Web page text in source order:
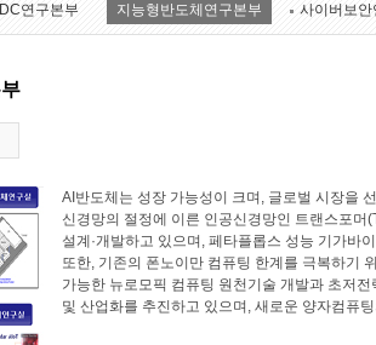
연구본부 지능형반도체연구본부 사이버보안
AI반도체는 성장 가능성이 크며, 글로벌 시장을
신경망의 절정에 이른 인공신경망인 트랜스포
설계·개발하고 있으며, 페타플롭스 성능 기가바
또한, 기존의 폰노이만 컴퓨팅 한계를 극복하기
가능한 뉴로모픽 컴퓨팅 원천기술 개발과 초저
및 산업화를 추진하고 있으며, 새로운 양자컴퓨